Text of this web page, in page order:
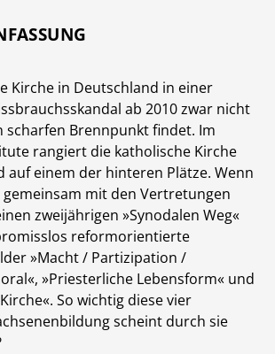
Kirche in Deutschland in einer
ab 2010 zwar nicht
Brennpunkt findet. Im
rangiert die katholische Kirche
auf einem der hinteren Plätze. Wenn
mit den Vertretungen
zweijährigen »Synodalen Weg«
reformorientierte
»Macht / Partizipation /
»Priesterliche Lebensform« und
So wichtig diese vier
scheint durch sie